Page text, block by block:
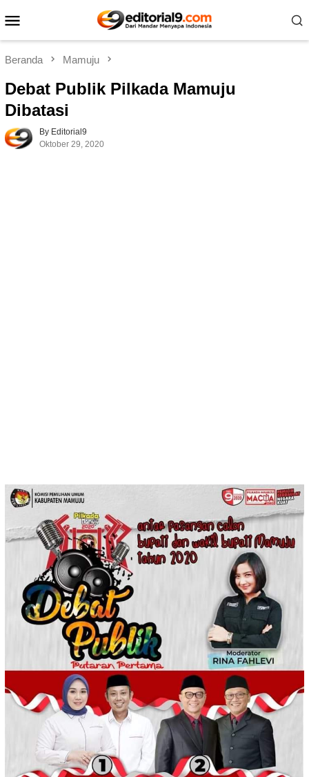
ke
Mobile
Beranda Mamuju
Debat Publik Pilkada Mamuju
Dibatasi
By Editorial9
Oktober 29, 2020